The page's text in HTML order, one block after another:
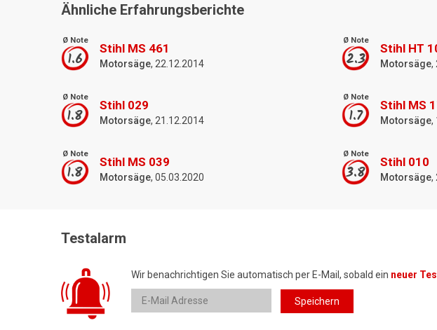
Ähnliche Erfahrungsberichte
Ø Note
1.6
Stihl MS 461
Motorsäge, 22.12.2014
Ø Note
2.3
Stihl HT
Motorsäge,
Ø Note
1.8
Stihl 029
Motorsäge, 21.12.2014
Ø Note
1.7
Stihl MS
Motorsäge,
Ø Note
1.8
Stihl MS 039
Motorsäge, 05.03.2020
Ø Note
3.8
Stihl 010
Motorsäge,
Testalarm
Wir benachrichtigen Sie automatisch per E-Mail, sobald ein neuer
Speichern